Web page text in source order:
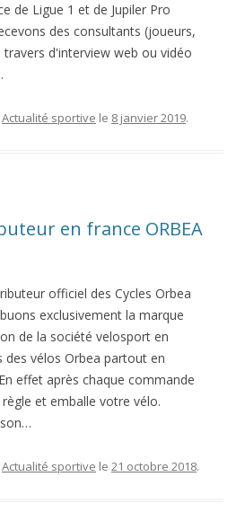
de Ligue 1 et de Jupiler Pro
des consultants (joueurs,
d'interview web ou vidéo
Actualité sportive le 8 janvier 2019.
en france ORBEA
officiel des Cycles Orbea
exclusivement la marque
de la société velosport en
des vélos Orbea partout en
effet après chaque commande
et emballe votre vélo.
Actualité sportive le 21 octobre 2018.